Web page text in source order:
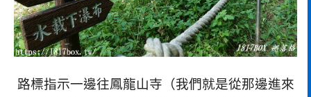
路標指示一邊往鳳龍山寺（我們就是從那邊進來